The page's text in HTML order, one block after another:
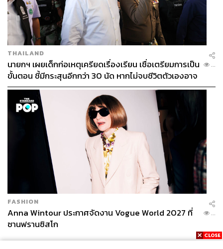
THAILAND
นายกฯ เผยเด็กก่อเหตุเครียดเรื่องเรียน เชื่อเตรียมการเป็น
ขั้นตอน ชี้มีกระสุนอีกกว่า 30 นัด หากไม่จบชีวิตตัวเองอาจ
สูญเสียเพิ่ม
...
FASHION
Anna Wintour ประกาศจัดงาน Vogue World 2027 ที่
ซานฟรานซิสโก
...